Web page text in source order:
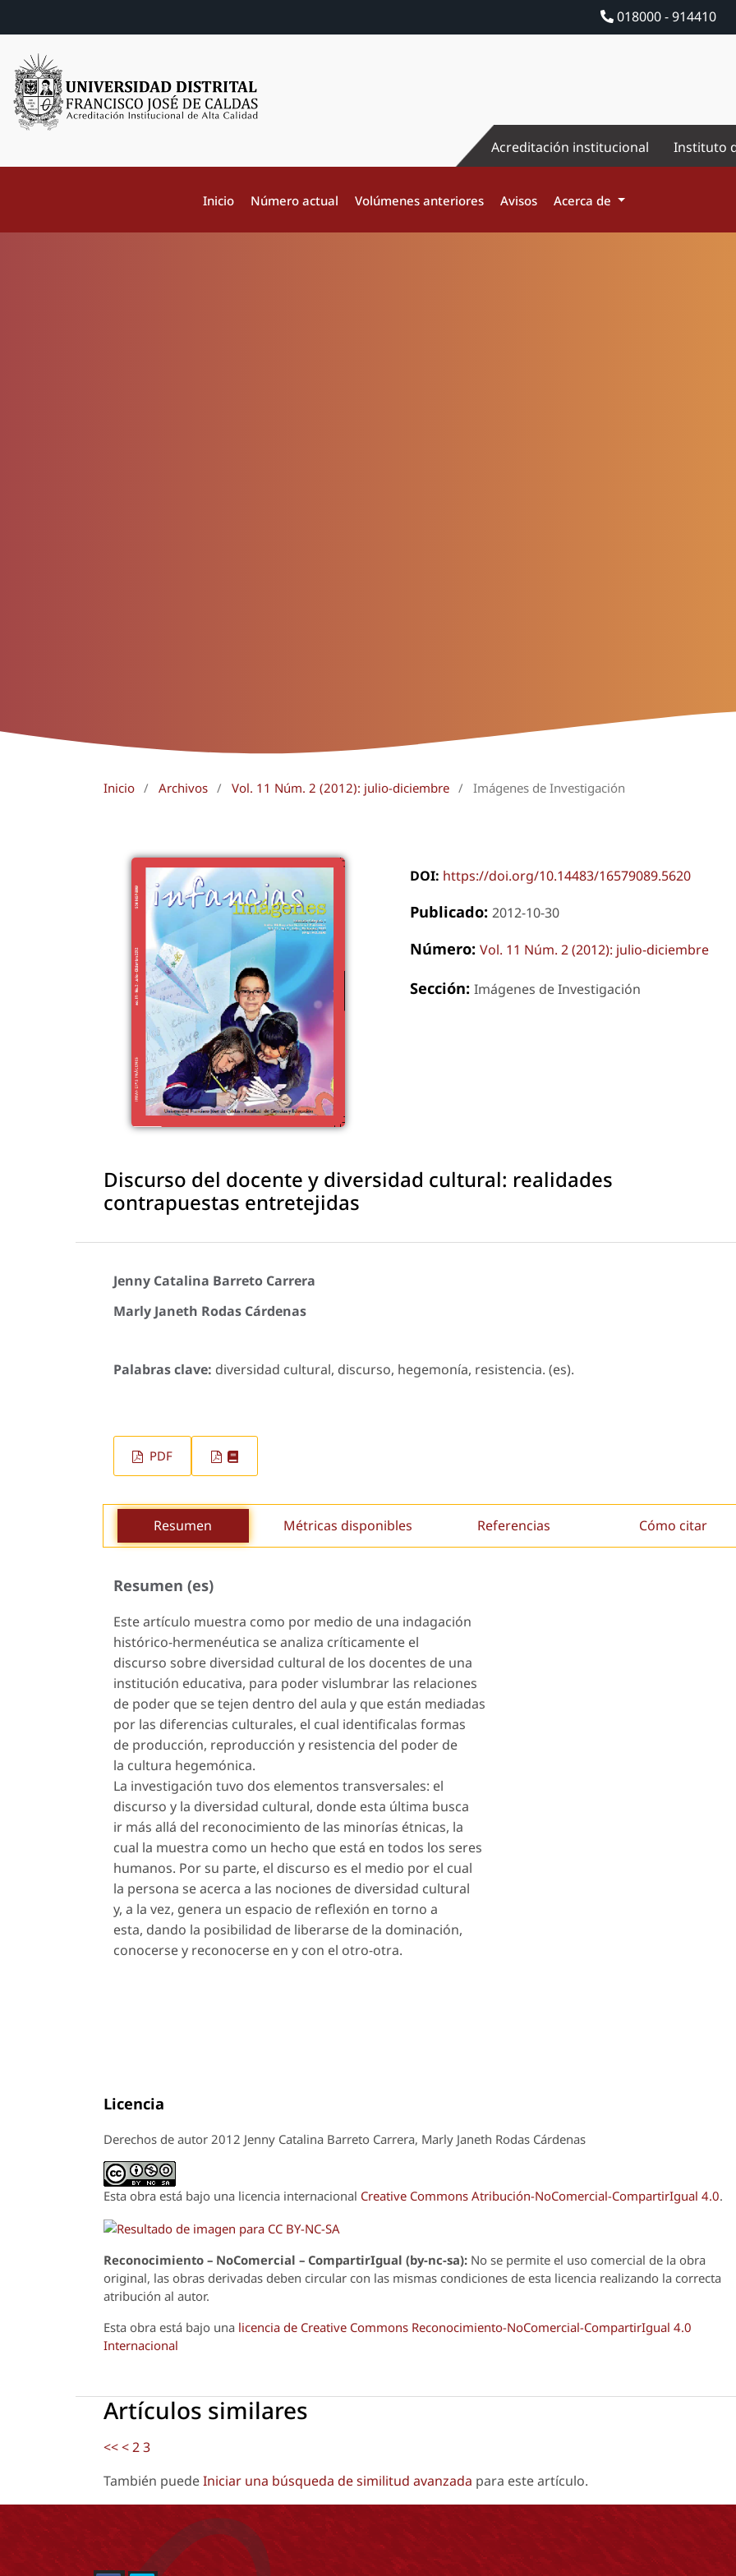
018000 - 914410
Acreditación institucional Instituto
Inicio Número actual Volúmenes anteriores Avisos Acerca de
Inicio / Archivos / Vol. 11 Núm. 2 (2012): julio-diciembre / Imágenes de Investigación
DOI: https://doi.org/10.14483/16579089.5620
Publicado: 2012-10-30
Número: Vol. 11 Núm. 2 (2012): julio-diciembre
Sección: Imágenes de Investigación
Discurso del docente y diversidad cultural: realidades
contrapuestas entretejidas
Jenny Catalina Barreto Carrera
Marly Janeth Rodas Cárdenas
Palabras clave: diversidad cultural, discurso, hegemonía, resistencia. (es).
PDF
Resumen Métricas disponibles Referencias Cómo citar
Resumen (es)
Este artículo muestra como por medio de una indagación
histórico-hermenéutica se analiza críticamente el
discurso sobre diversidad cultural de los docentes de una
institución educativa, para poder vislumbrar las relaciones
de poder que se tejen dentro del aula y que están mediadas
por las diferencias culturales, el cual identificalas formas
de producción, reproducción y resistencia del poder de
la cultura hegemónica.
La investigación tuvo dos elementos transversales: el
discurso y la diversidad cultural, donde esta última busca
ir más allá del reconocimiento de las minorías étnicas, la
cual la muestra como un hecho que está en todos los seres
humanos. Por su parte, el discurso es el medio por el cual
la persona se acerca a las nociones de diversidad cultural
y, a la vez, genera un espacio de reflexión en torno a
esta, dando la posibilidad de liberarse de la dominación,
conocerse y reconocerse en y con el otro-otra.
Licencia
Derechos de autor 2012 Jenny Catalina Barreto Carrera, Marly Janeth Rodas Cárdenas
Esta obra está bajo una licencia internacional Creative Commons Atribución-NoComercial-CompartirIgual 4.0.
Reconocimiento – NoComercial – CompartirIgual (by-nc-sa): No se permite el uso comercial de la obra
original, las obras derivadas deben circular con las mismas condiciones de esta licencia realizando la correcta
atribución al autor.
Esta obra está bajo una licencia de Creative Commons Reconocimiento-NoComercial-CompartirIgual 4.0
Internacional
Artículos similares
<<<23
También puedeIniciar una búsqueda de similitud avanzada para este artículo.